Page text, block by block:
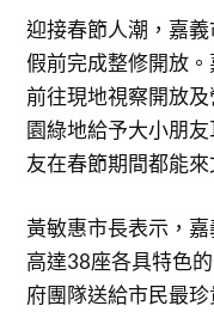
迎接春節人潮，嘉
假前完成整修開放
前往現地視察開放
園綠地給予大小朋
友在春節期間都能
黃敏惠市長表示，
高達38座各具特色
府團隊送給市民最